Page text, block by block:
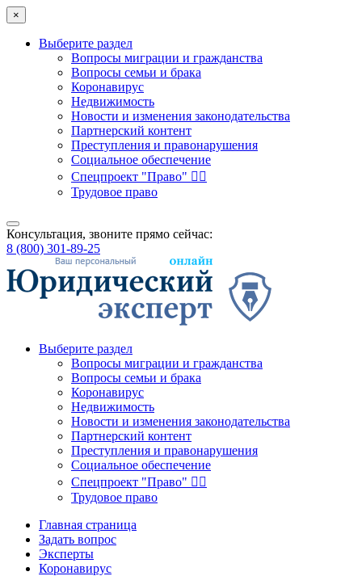
×
Выберите раздел
Вопросы миграции и гражданства
Вопросы семьи и брака
Коронавирус
Недвижимость
Новости и изменения законодательства
Партнерский контент
Преступления и правонарушения
Социальное обеспечение
Спецпроект "Право" 👮‍♂️
Трудовое право
Консультация, звоните прямо сейчас:
8 (800) 301-89-25
Выберите раздел
Вопросы миграции и гражданства
Вопросы семьи и брака
Коронавирус
Недвижимость
Новости и изменения законодательства
Партнерский контент
Преступления и правонарушения
Социальное обеспечение
Спецпроект "Право" 👮‍♂️
Трудовое право
Главная страница
Задать вопрос
Эксперты
Коронавирус